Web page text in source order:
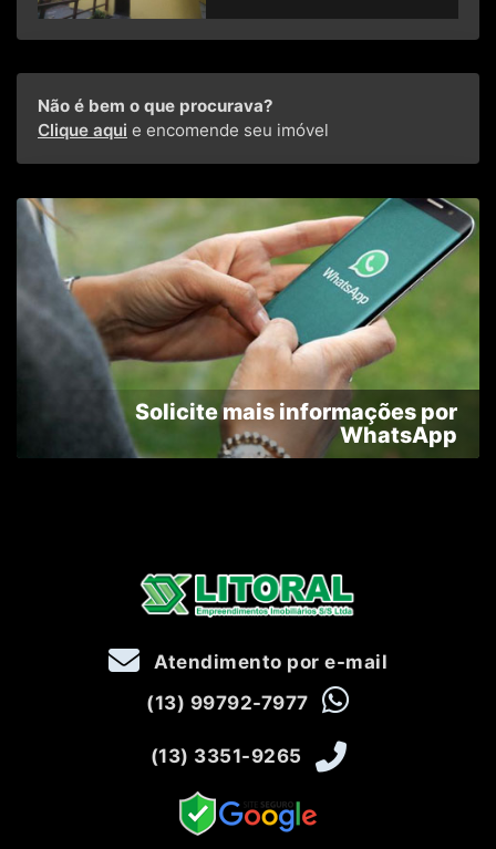
Não é bem o que procurava?
Clique aqui e encomende seu imóvel
Solicite mais informações por
WhatsApp
Atendimento por e-mail
(13) 99792-7977
(13) 3351-9265